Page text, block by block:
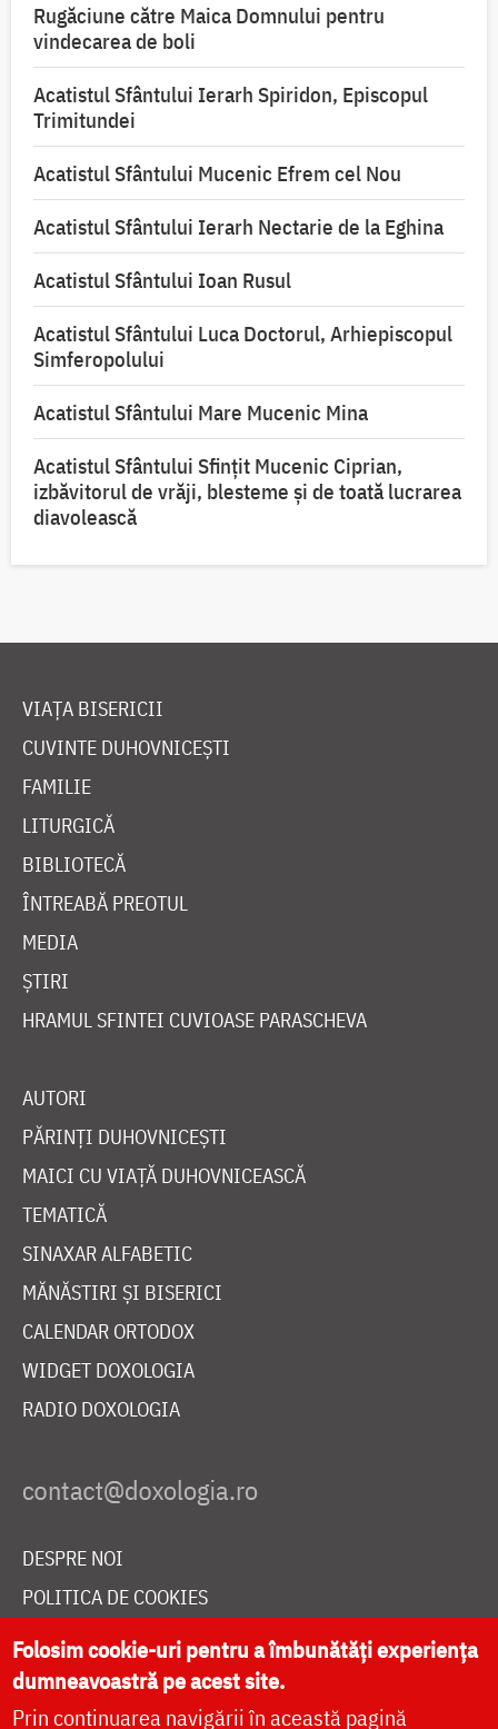
Rugăciune către Maica Domnului pentru
vindecarea de boli
Acatistul Sfântului Ierarh Spiridon, Episcopul
Trimitundei
Acatistul Sfântului Mucenic Efrem cel Nou
Acatistul Sfântului Ierarh Nectarie de la Eghina
Acatistul Sfântului Ioan Rusul
Acatistul Sfântului Luca Doctorul, Arhiepiscopul
Simferopolului
Acatistul Sfântului Mare Mucenic Mina
Acatistul Sfântului Sfințit Mucenic Ciprian,
izbăvitorul de vrăji, blesteme și de toată lucrarea
diavolească
VIAȚA BISERICII
CUVINTE DUHOVNICEȘTI
FAMILIE
LITURGICĂ
BIBLIOTECĂ
ÎNTREABĂ PREOTUL
MEDIA
ȘTIRI
HRAMUL SFINTEI CUVIOASE PARASCHEVA
AUTORI
PĂRINȚI DUHOVNICEȘTI
MAICI CU VIAȚĂ DUHOVNICEASCĂ
TEMATICĂ
SINAXAR ALFABETIC
MĂNĂSTIRI ȘI BISERICI
CALENDAR ORTODOX
WIDGET DOXOLOGIA
RADIO DOXOLOGIA
DESPRE NOI
POLITICA DE COOKIES
DONEAZĂ ONLINE PENTRU CATEDRALA NAȚIONALĂ
LIVE
Folosim cookie-uri pentru a îmbunătăți experiența
dumneavoastră pe acest site.
Prin continuarea navigării în această pagină